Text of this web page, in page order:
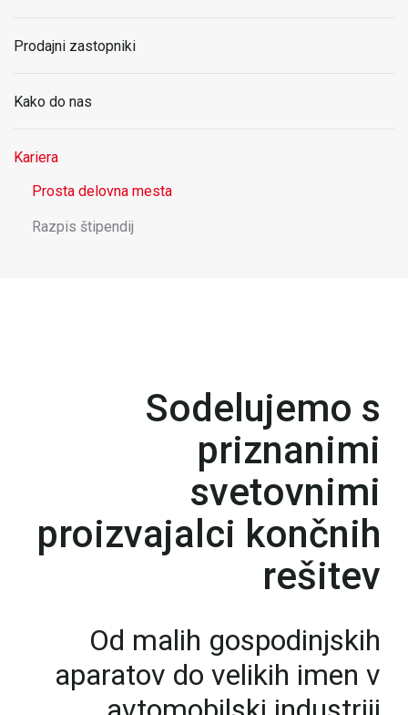
Prodajni zastopniki
Kako do nas
Kariera
Prosta delovna mesta
Razpis štipendij
Sodelujemo s
priznanimi
svetovnimi
proizvajalci končnih
rešitev
Od malih gospodinjskih
aparatov do velikih imen v